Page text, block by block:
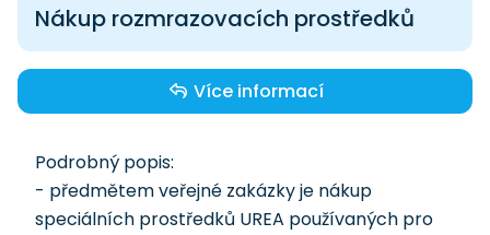
Nákup rozmrazovacích prostředků
Více informací
Podrobný popis:
- předmětem veřejné zakázky je nákup
speciálních prostředků UREA používaných pro